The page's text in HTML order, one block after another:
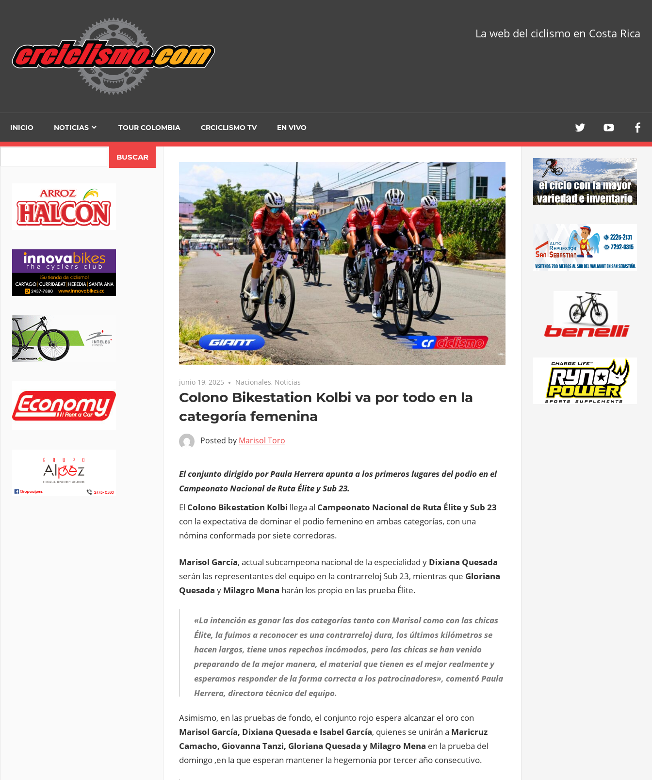
La web del ciclismo en Costa Rica
INICIO NOTICIAS TOUR COLOMBIA CRCICLISMO TV EN VIVO
junio 19, 2025 Nacionales, Noticias
Colono Bikestation Kolbi va por todo en la
categoría femenina
Posted by Marisol Toro
El conjunto dirigido por Paula Herrera apunta a los primeros lugares del podio en el
Campeonato Nacional de Ruta Élite y Sub 23.
El Colono Bikestation Kolbi llega al Campeonato Nacional de Ruta Élite y Sub 23
con la expectativa de dominar el podio femenino en ambas categorías, con una
nómina conformada por siete corredoras.
Marisol García, actual subcampeona nacional de la especialidad y Dixiana Quesada
serán las representantes del equipo en la contrarreloj Sub 23, mientras que Gloriana
Quesada y Milagro Mena harán los propio en las prueba Élite.
«La intención es ganar las dos categorías tanto con Marisol como con las chicas
Élite, la fuimos a reconocer es una contrarreloj dura, los últimos kilómetros se
hacen largos, tiene unos repechos incómodos, pero las chicas se han venido
preparando de la mejor manera, el material que tienen es el mejor realmente y
esperamos responder de la forma correcta a los patrocinadores», comentó Paula
Herrera, directora técnica del equipo.
Asimismo, en las pruebas de fondo, el conjunto rojo espera alcanzar el oro con
Marisol García, Dixiana Quesada e Isabel García, quienes se unirán a Maricruz
Camacho, Giovanna Tanzi, Gloriana Quesada y Milagro Mena en la prueba del
domingo ,en la que esperan mantener la hegemonía por tercer año consecutivo.